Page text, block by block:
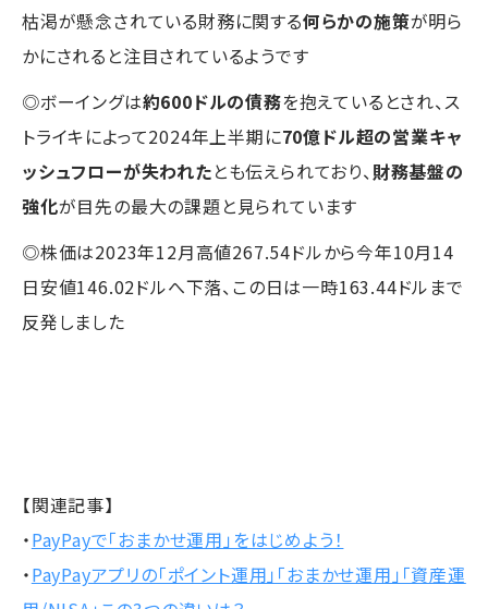
枯渇が懸念されている財務に関する何らかの施策が明ら
かにされると注目されているようです
◎ボーイングは約600ドルの債務を抱えているとされ、ス
トライキによって2024年上半期に70億ドル超の営業キャ
ッシュフローが失われたとも伝えられており、 財務基盤の
強化が目先の最大の課題と見られています
◎株価は2023年12月高値267.54ドルから今年10月14
日安値146.02ドルへ下落、この日は一時163.44ドルまで
反発しました
【関連記事】
・PayPayで「おまかせ運用」をはじめよう！
・PayPayアプリの「ポイント運用」「おまかせ運用」「資産運